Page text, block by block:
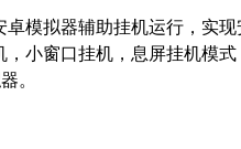
模拟器辅助挂机运行，实现
小窗口挂机，息屏挂机模
。